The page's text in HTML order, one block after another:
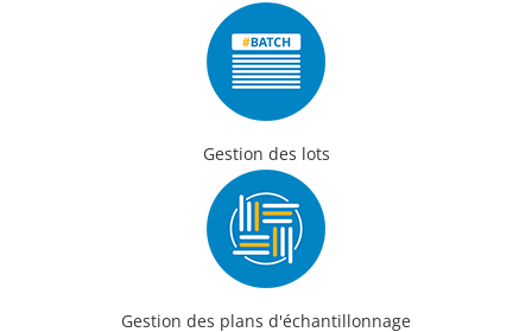
Gestion des lots
Gestion des plans d'échantillonnage